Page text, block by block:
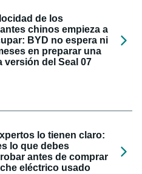
de los
chinos empieza a
BYD no espera ni
en preparar una
versión del Seal 07
lo tienen claro:
lo que debes
antes de comprar
eléctrico usado